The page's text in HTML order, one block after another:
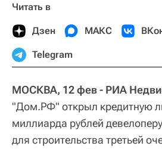
Читать в
Дзен МАКС
Telegram
МОСКВА, 12 фев - РИА
"Дом.РФ" открыл кредитную
миллиарда рублей
для строительства третьей